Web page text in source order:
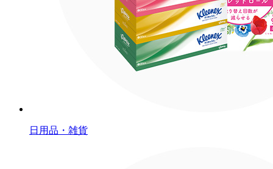
日用品・雑貨